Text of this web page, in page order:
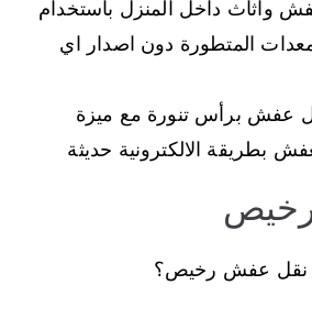
واثاث داخل المنزل باستخدام
المتطورة دون اصدار اي
عفش برأس تنورة مع ميزة
بطريقة الالكترونية حديثة
نقل عفش رخيص؟